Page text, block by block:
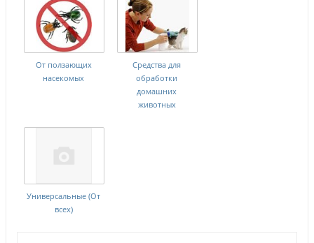
От ползающих
насекомых
Средства для
обработки
домашних
животных
Универсальные (От
всех)